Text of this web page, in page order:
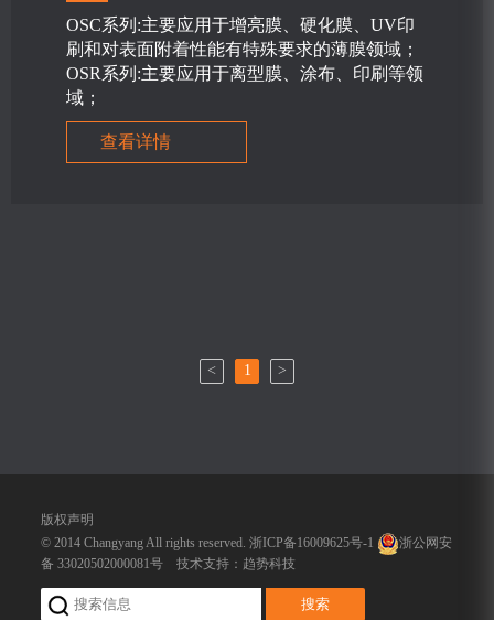
OSC系列:主要应用于增亮膜、硬化膜、UV印
刷和对表面附着性能有特殊要求的薄膜领域；
OSR系列:主要应用于离型膜、涂布、印刷等领
域；
查看详情
< 1 >
版权声明
© 2014 Changyang All rights reserved. 浙ICP备16009625号-1
浙公网安
备 33020502000081号 技术支持： 趋势科技
搜索